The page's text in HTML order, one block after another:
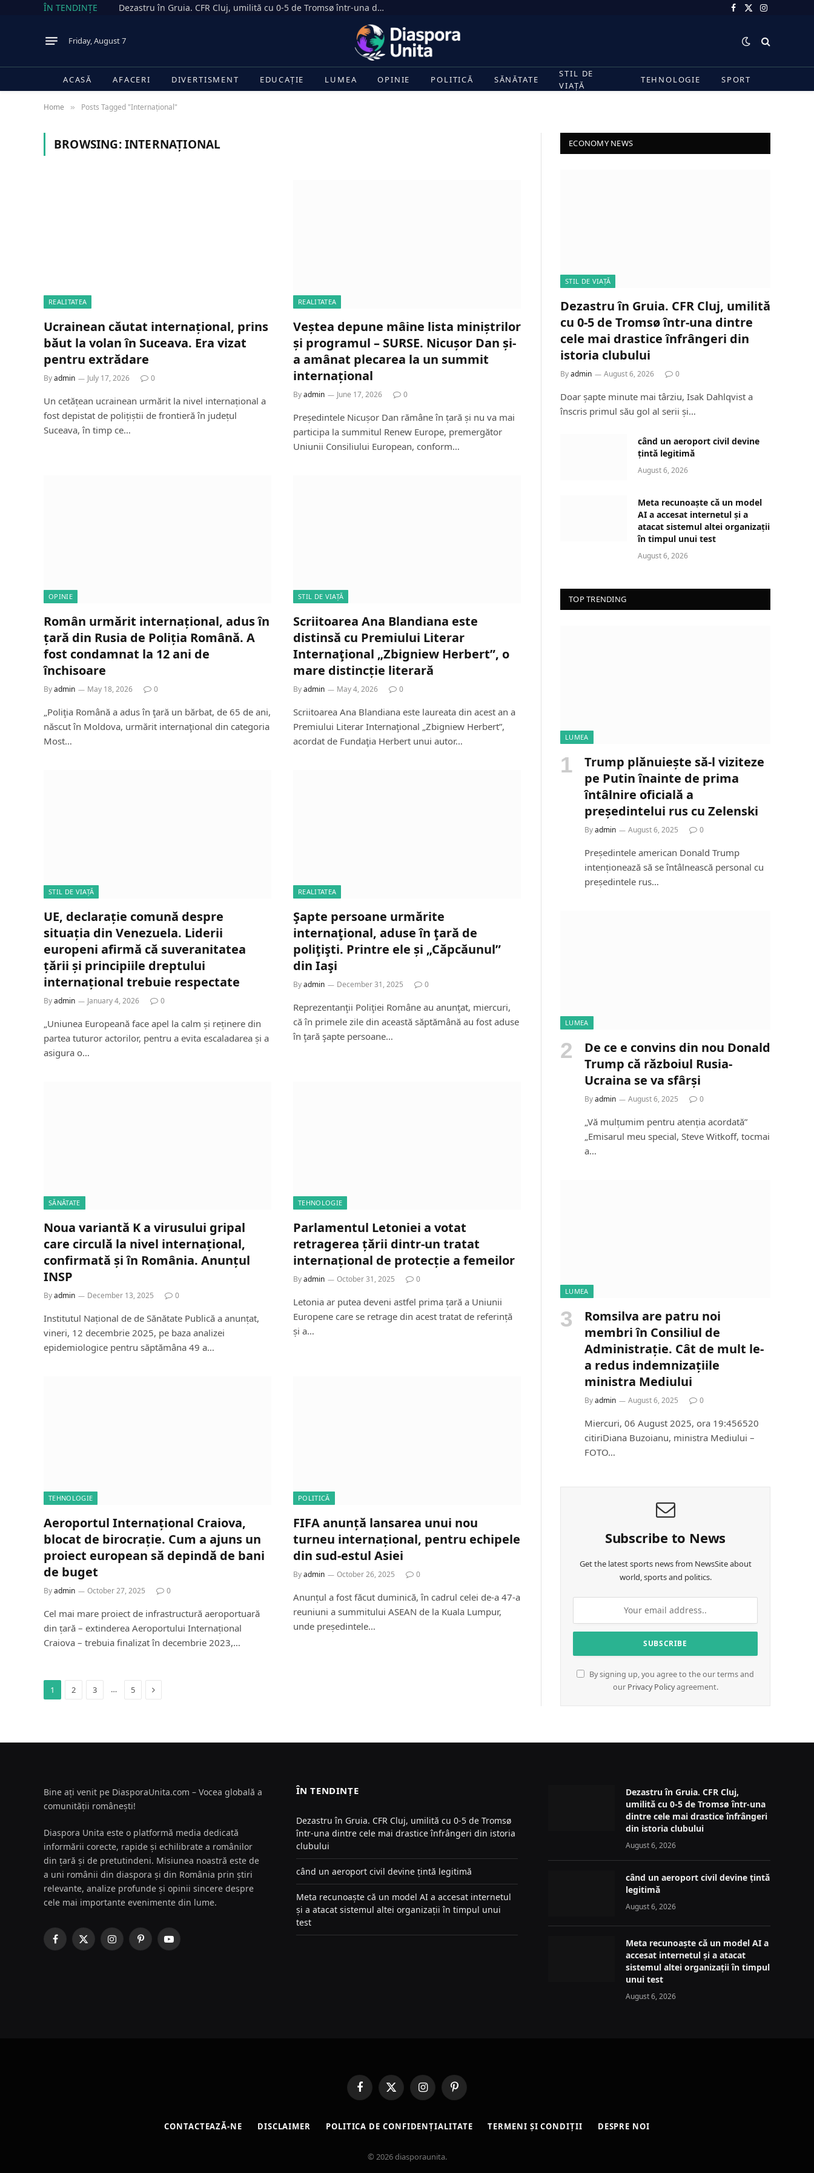
ÎN TENDINȚE Dezastru în Gruia. CFR Cluj, umilită cu 0-5 de Tromsø într-una dintre cele mai drastice înfrângeri din istoria clubului Facebook
X
Instagram
Friday, August 7
ACASĂ AFACERI DIVERTISMENT EDUCAȚIE LUMEA OPINIE POLITICĂ SĂNĂTATE
STIL DE
VIAȚĂ
TEHNOLOGIE SPORT
Home » Posts Tagged "Internațional"
BROWSING:INTERNAȚIONAL
REALITATEA
Ucrainean căutat internațional, prins
băut la volan în Suceava. Era vizat
pentru extrădare
Byadmin July 17, 2026 0
Un cetățean ucrainean urmărit la nivel internațional a
fost depistat de polițiștii de frontieră în județul
Suceava, în timp ce…
REALITATEA
Veștea depune mâine lista miniștrilor
și programul – SURSE. Nicușor Dan și-
a amânat plecarea la un summit
internațional
Byadmin June 17, 2026 0
Președintele Nicușor Dan rămâne în țară și nu va mai
participa la summitul Renew Europe, premergător
Uniunii Consiliului European, conform…
OPINIE
Român urmărit internațional, adus în
țară din Rusia de Poliția Română. A
fost condamnat la 12 ani de
închisoare
Byadmin May 18, 2026 0
„Poliţia Română a adus în ţară un bărbat, de 65 de ani,
născut în Moldova, urmărit internaţional din categoria
Most…
STIL DE VIAȚĂ
Scriitoarea Ana Blandiana este
distinsă cu Premiului Literar
Internaţional „Zbigniew Herbert”, o
mare distincție literară
Byadmin May 4, 2026 0
Scriitoarea Ana Blandiana este laureata din acest an a
Premiului Literar Internaţional „Zbigniew Herbert”,
acordat de Fundaţia Herbert unui autor…
STIL DE VIAȚĂ
UE, declarație comună despre
situația din Venezuela. Liderii
europeni afirmă că suveranitatea
țării și principiile dreptului
internațional trebuie respectate
Byadmin January 4, 2026 0
„Uniunea Europeană face apel la calm și reținere din
partea tuturor actorilor, pentru a evita escaladarea și a
asigura o…
REALITATEA
Şapte persoane urmărite
internaţional, aduse în ţară de
poliţişti. Printre ele și „Căpcăunul”
din Iaşi
Byadmin December 31, 2025 0
Reprezentanţii Poliţiei Române au anunţat, miercuri,
că în primele zile din această săptămână au fost aduse
în ţară şapte persoane…
SĂNĂTATE
Noua variantă K a virusului gripal
care circulă la nivel internațional,
confirmată și în România. Anunțul
INSP
Byadmin December 13, 2025 0
Institutul Național de de Sănătate Publică a anunțat,
vineri, 12 decembrie 2025, pe baza analizei
epidemiologice pentru săptămâna 49 a…
TEHNOLOGIE
Parlamentul Letoniei a votat
retragerea țării dintr-un tratat
internațional de protecție a femeilor
Byadmin October 31, 2025 0
Letonia ar putea deveni astfel prima țară a Uniunii
Europene care se retrage din acest tratat de referință
și a…
TEHNOLOGIE
Aeroportul Internațional Craiova,
blocat de birocrație. Cum a ajuns un
proiect european să depindă de bani
de buget
Byadmin October 27, 2025 0
Cel mai mare proiect de infrastructură aeroportuară
din țară – extinderea Aeroportului Internațional
Craiova – trebuia finalizat în decembrie 2023,…
POLITICĂ
FIFA anunță lansarea unui nou
turneu internațional, pentru echipele
din sud-estul Asiei
Byadmin October 26, 2025 0
Anunțul a fost făcut duminică, în cadrul celei de-a 47-a
reuniuni a summitului ASEAN de la Kuala Lumpur,
unde președintele…
1 2 3 … 5 Next
ECONOMY NEWS
STIL DE VIAȚĂ
Dezastru în Gruia. CFR Cluj, umilită
cu 0-5 de Tromsø într-una dintre
cele mai drastice înfrângeri din
istoria clubului
Byadmin August 6, 2026 0
Doar șapte minute mai târziu, Isak Dahlqvist a
înscris primul său gol al serii și…
când un aeroport civil devine
țintă legitimă
August 6, 2026
Meta recunoaște că un model
AI a accesat internetul și a
atacat sistemul altei organizații
în timpul unui test
August 6, 2026
TOP TRENDING
LUMEA
Trump plănuiește să-l viziteze
pe Putin înainte de prima
întâlnire oficială a
președintelui rus cu Zelenski
Byadmin August 6, 2025 0
Președintele american Donald Trump
intenționează să se întâlnească personal cu
președintele rus…
LUMEA
De ce e convins din nou Donald
Trump că războiul Rusia-
Ucraina se va sfârși
Byadmin August 6, 2025 0
„Vă mulțumim pentru atenția acordată”
„Emisarul meu special, Steve Witkoff, tocmai
a…
LUMEA
Romsilva are patru noi
membri în Consiliul de
Administrație. Cât de mult le-
a redus indemnizațiile
ministra Mediului
Byadmin August 6, 2025 0
Miercuri, 06 August 2025, ora 19:456520
citiriDiana Buzoianu, ministra Mediului –
FOTO…
Subscribe to News
Get the latest sports news from NewsSite about
world, sports and politics.
By signing up, you agree to the our terms and
our Privacy Policyagreement.
Bine ați venit pe DiasporaUnita.com – Vocea globală a
comunității românești!
Diaspora Unita este o platformă media dedicată
informării corecte, rapide și echilibrate a românilor
din țară și de pretutindeni. Misiunea noastră este de
a uni românii din diaspora și din România prin știri
relevante, analize profunde și opinii sincere despre
cele mai importante evenimente din lume.
Facebook
X
InstagramPinterestYouTube
ÎN TENDINȚE
Dezastru în Gruia. CFR Cluj, umilită cu 0-5 de Tromsø
într-una dintre cele mai drastice înfrângeri din istoria
clubului
când un aeroport civil devine țintă legitimă
Meta recunoaște că un model AI a accesat internetul
și a atacat sistemul altei organizații în timpul unui
test
Dezastru în Gruia. CFR Cluj,
umilită cu 0-5 de Tromsø într-una
dintre cele mai drastice înfrângeri
din istoria clubului
August 6, 2026
când un aeroport civil devine țintă
legitimă
August 6, 2026
Meta recunoaște că un model AI a
accesat internetul și a atacat
sistemul altei organizații în timpul
unui test
August 6, 2026
FacebookX
(Twitter)
InstagramPinterest
CONTACTEAZĂ-NE DISCLAIMER POLITICA DE CONFIDENȚIALITATE TERMENI ȘI CONDIȚII DESPRE NOI
© 2026 diasporaunita.